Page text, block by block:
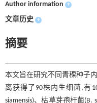
Author information +
文章历史 +
摘要
本文旨在研究不同青稞种子
离获得了90株内生细菌,有
siamensis)、枯草芽孢杆菌